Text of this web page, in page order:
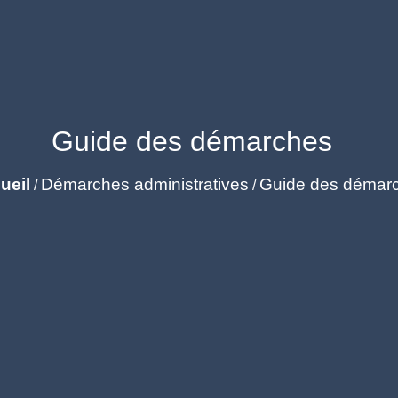
Guide des démarches
/ Démarches administratives / Guide des